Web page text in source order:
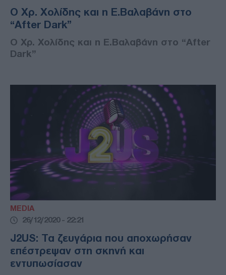
Ο Χρ. Χολίδης και η Ε.Βαλαβάνη στο
“After Dark”
Ο Χρ. Χολίδης και η Ε.Βαλαβάνη στο “After
Dark”
MEDIA
26/12/2020 - 22:21
J2US: Τα ζευγάρια που αποχωρήσαν
επέστρεψαν στη σκηνή και
εντυπωσίασαν